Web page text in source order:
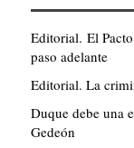
Editorial. El
paso adelante
Editorial. La
Duque debe una
Gedeón